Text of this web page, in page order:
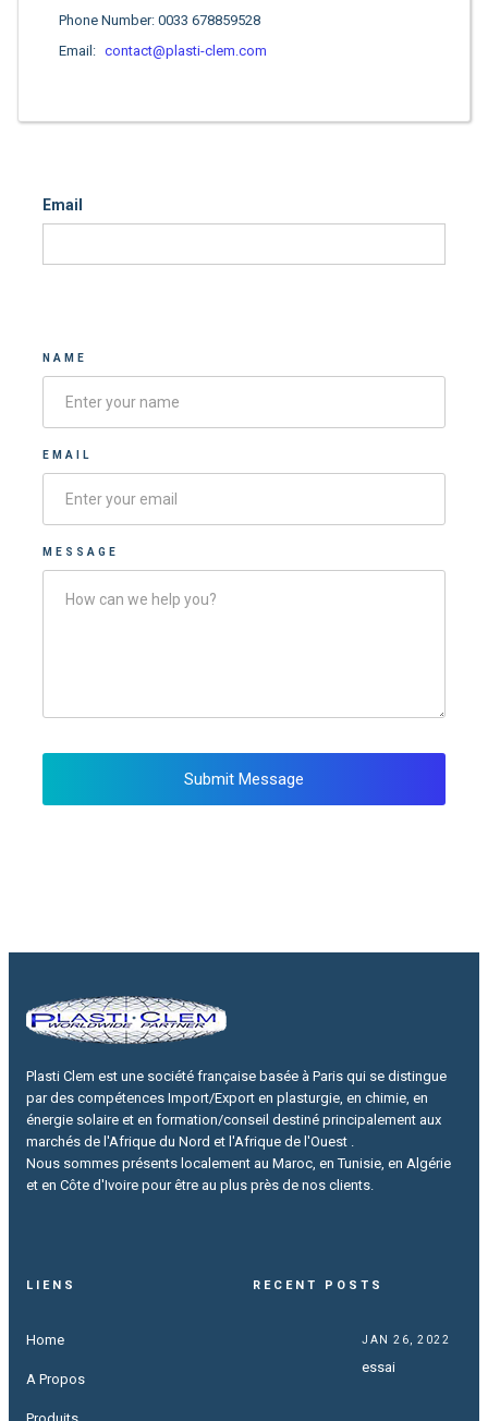
Email
NAME
EMAIL
MESSAGE
Phone Number: 0033 678859528
Email: contact@plasti-clem.com
Plasti Clem est une société française basée à Paris qui se distingue
par des compétences Import/Export en plasturgie, en chimie, en
énergie solaire et en formation/conseil destiné principalement aux
marchés de l'Afrique du Nord et l'Afrique de l'Ouest .
Nous sommes présents localement au Maroc, en Tunisie, en Algérie
et en Côte d'Ivoire pour être au plus près de nos clients.
LIENS
Home
A Propos
RECENT POSTS
JAN 26, 2022
essai